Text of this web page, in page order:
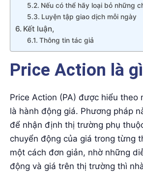
Nếu có thể hãy loại bỏ những
Luyện tập giao dịch mỗi ngày
Kết luận,
Thông tin tác giả
Price Action là
Price Action (PA) được hiểu theo
là hành động giá. Phương pháp
để nhận định thị trường phụ
chuyển động của giá trong từng
một cách đơn giản, nhờ những
động và giá trên thị trường thì